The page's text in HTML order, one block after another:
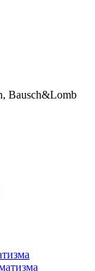
Bausch&Lomb